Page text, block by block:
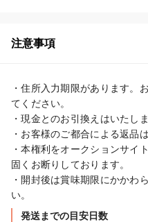
注意事項
・住所入力期限があります。
てください。
・現金とのお引換えはいたしま
・お客様のご都合による返品
・本権利をオークションサイ
固くお断りしております。
・開封後は賞味期限にかかわ
い。
発送までの目安日数